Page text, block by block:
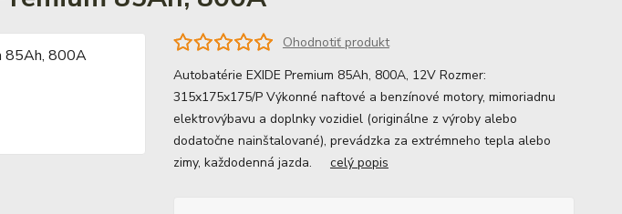
Ohodnotiť produkt
Autobatérie EXIDE Premium 85Ah, 800A, 12V Rozmer:
315x175x175/P Výkonné naftové a benzínové motory, mimoriadnu
elektrovýbavu a doplnky vozidiel (originálne z výroby alebo
dodatočne nainštalované), prevádzka za extrémneho tepla alebo
zimy, každodenná jazda. celý popis